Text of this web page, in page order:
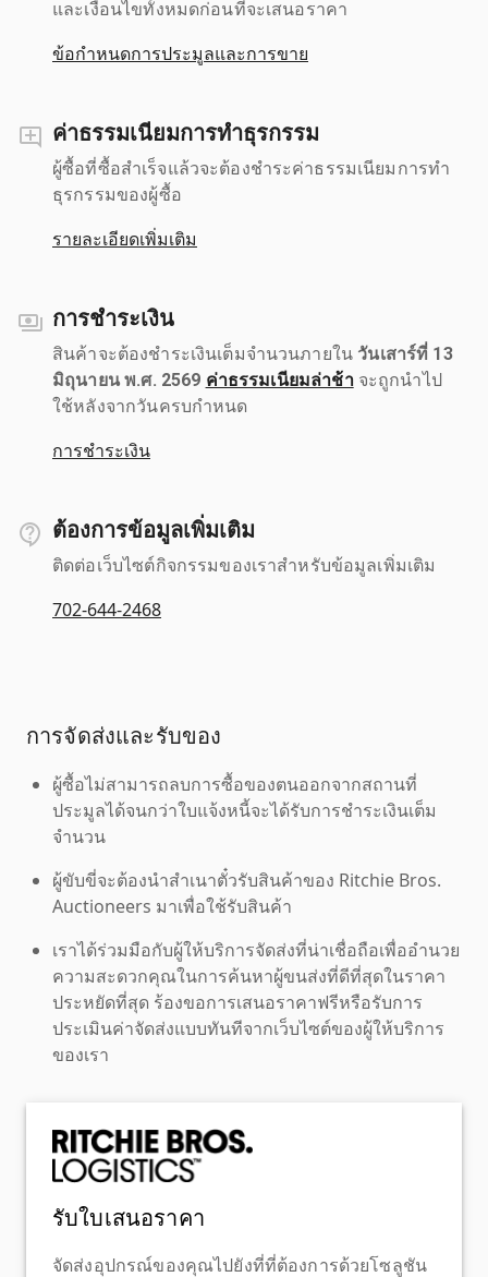
และเงื่อนไขทั้งหมดก่อนที่จะเสนอราคา
ข้อกำหนดการประมูลและการขาย
ค่าธรรมเนียมการทำธุรกรรม
ผู้ซื้อที่ซื้อสำเร็จแล้วจะต้องชำระค่าธรรมเนียมการทำ
ธุรกรรมของผู้ซื้อ
รายละเอียดเพิ่มเติม
การชำระเงิน
สินค้าจะต้องชำระเงินเต็มจำนวนภายใน วันเสาร์ที่ 13
มิถุนายน พ.ศ. 2569 ค่าธรรมเนียมล่าช้าจะถูกนำไป
ใช้หลังจากวันครบกำหนด
การชำระเงิน
ต้องการข้อมูลเพิ่มเติม
ติดต่อเว็บไซต์กิจกรรมของเราสำหรับข้อมูลเพิ่มเติม
702-644-2468
การจัดส่งและรับของ
ผู้ซื้อไม่สามารถลบการซื้อของตนออกจากสถานที่
ประมูลได้จนกว่าใบแจ้งหนี้จะได้รับการชำระเงินเต็ม
จำนวน
ผู้ขับขี่จะต้องนำสำเนาตั๋วรับสินค้าของ Ritchie Bros.
Auctioneers มาเพื่อใช้รับสินค้า
เราได้ร่วมมือกับผู้ให้บริการจัดส่งที่น่าเชื่อถือเพื่ออำนวย
ความสะดวกคุณในการค้นหาผู้ขนส่งที่ดีที่สุดในราคา
ประหยัดที่สุด ร้องขอการเสนอราคาฟรีหรือรับการ
ประเมินค่าจัดส่งแบบทันทีจากเว็บไซต์ของผู้ให้บริการ
ของเรา
รับใบเสนอราคา
จัดส่งอุปกรณ์ของคุณไปยังที่ที่ต้องการด้วยโซลูชัน